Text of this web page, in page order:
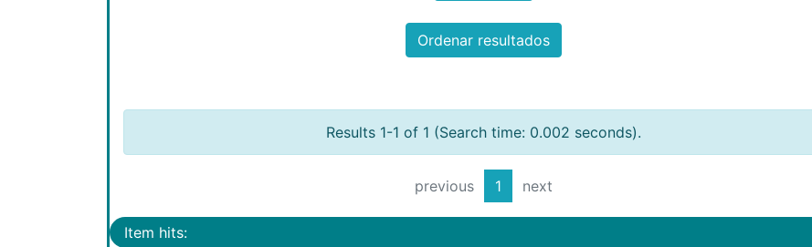
Ordenar resultados
Results 1-1 of 1 (Search time: 0.002 seconds).
previous 1 next
Item hits: